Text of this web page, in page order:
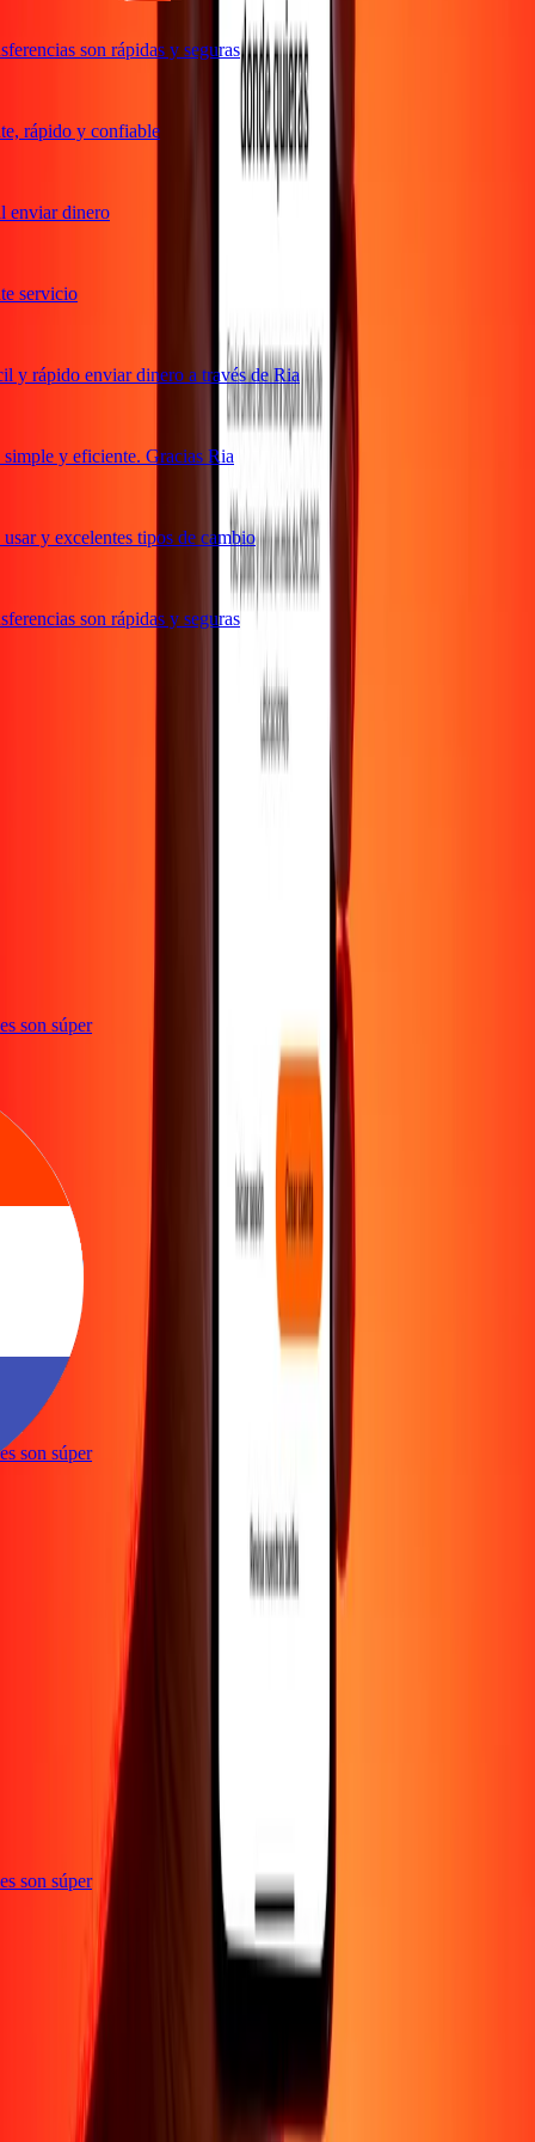
son rápidas y seguras
rápido y confiable
dinero
servicio
rápido enviar dinero a través de Ria
y eficiente. Gracias Ria
y excelentes tipos de cambio
son rápidas y seguras
son súper
son súper
son súper
Blog Corporativo